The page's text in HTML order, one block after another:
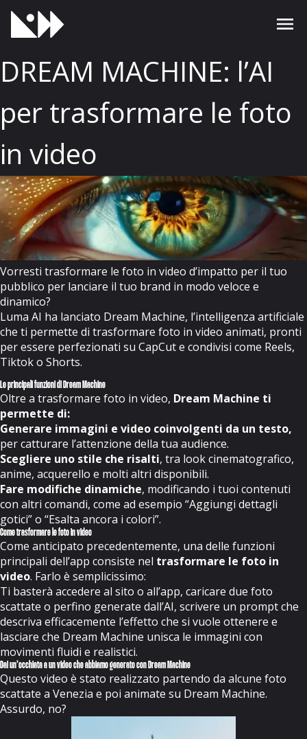
DREAM MACHINE: l’AI
per trasformare le foto
in video
Vorresti trasformare le foto in video d’impatto per il tuo
pubblico per lanciare il tuo brand in modo veloce e
dinamico?
Luma AI ha lanciato Dream Machine, l’intelligenza artificiale
che ti permette di trasformare foto in video animati, pronti
per essere perfezionati su CapCut e condivisi come Reels,
Tiktok o Shorts.
Le principali funzioni di Dream Machine
Oltre a trasformare foto in video, Dream Machine ti
permette di:
Generare immagini e video coinvolgenti da un testo,
per catturare l’attenzione della tua audience.
Scegliere uno stile che risalti, tra look cinematografico,
anime, acquerello e molti altri disponibili.
Fare modifiche dinamiche, modificando i tuoi contenuti
con altri comandi, come ad esempio “Aggiungi dettagli
gotici” o “Esalta ancora i colori”.
Come trasformare le foto in video
Come anticipato precedentemente, una delle funzioni
principali dell’app consiste nel trasformare le foto in
video. Farlo è semplicissimo:
Ti basterà accedere al sito o all’app, caricare due foto
scattate o perfino generate dall’AI, scrivere un prompt che
descriva efficacemente l’effetto che si vuole ottenere e
lasciare che Dream Machine unisca le immagini con
movimenti fluidi e realistici.
Dai un’occhiata a un video che abbiamo generato con Dream Machine
Questo video è stato realizzato partendo da alcune foto
scattate a Venezia e poi animate su Dream Machine.
Assurdo, no?